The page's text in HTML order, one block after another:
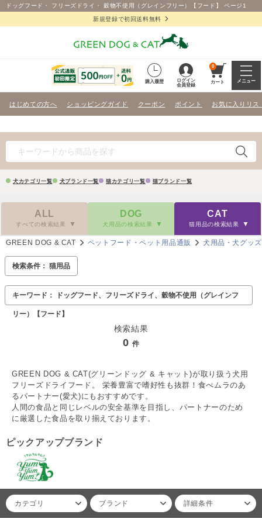
ドッグフード・ フリーズドライ・ 穀物不使用（グレインフリー）【フード】 ページ1
新規登録で初回送料無料
購入履歴
ログイン
会員登録
0
カート メニュー
はじめての方へ ショッピングガイド クーポン ポイント お気に入りリス
犬カテゴリ一覧 犬ブランド一覧 猫カテゴリ一覧 猫ブランド一覧
ALL
すべての検索結果
DOG
犬用品の検索結果
CAT
猫用品の検索結果
GREEN DOG & CAT ペットフード・ペット用品通販 犬用品・犬グッズ
検索条件： 猫用品
キーワード： ドッグフード、フリーズドライ、穀物不使用（グレインフ
リー）【フード】
検索結果
0 件
GREEN DOG & CAT(グリーンドッグ & キャット)が取り扱う犬用
フリーズドライフード。 栄養豊富で嗜好性も抜群！食べムラのあ
るパートナー(愛犬)にもおすすめです。
人間の食品と同じレベルの安全基準を目指し、パートナーのため
に厳選した食品を取り揃えております。
ピックアップブランド
カテゴリ ブランド 詳細条件